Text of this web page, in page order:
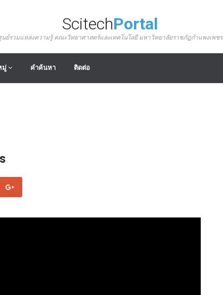
ScitechPortal
นย์รวมแหล่งความรู้ คณะวิทยาศาสตร์และเทคโนโลยี มหาวิทยาลัยราชภัฏกำแพงเพชร
มู่ คำค้นหา ติดต่อ